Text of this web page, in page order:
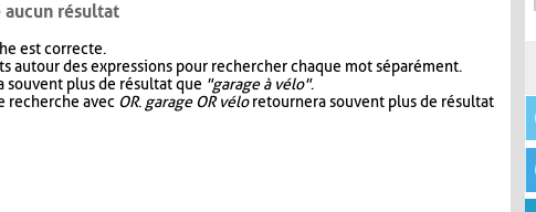
aucun résultat
est correcte.
autour des expressions pour rechercher chaque mot séparément.
plus de résultat que "garage à vélo".
recherche avec OR. garage OR véloretournera souvent plus de résultat